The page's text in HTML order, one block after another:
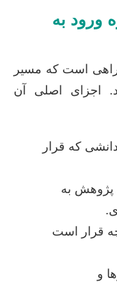
ورود به
راهی است که مسیر
اجزای اصلی آن
که قرار
پژوهش به
قرار است
و